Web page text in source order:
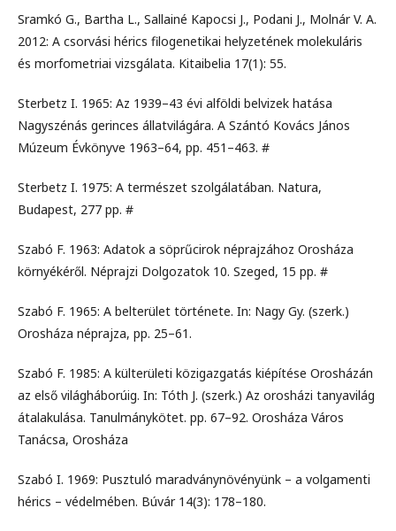
Sramkó G., Bartha L., Sallainé Kapocsi J., Podani J., Molnár V. A.
2012: A csorvási hérics filogenetikai helyzetének molekuláris
és morfometriai vizsgálata. Kitaibelia 17(1): 55.
Sterbetz I. 1965: Az 1939–43 évi alföldi belvizek hatása
Nagyszénás gerinces állatvilágára. A Szántó Kovács János
Múzeum Évkönyve 1963–64, pp. 451–463. #
Sterbetz I. 1975: A természet szolgálatában. Natura,
Budapest, 277 pp. #
Szabó F. 1963: Adatok a söprűcirok néprajzához Orosháza
környékéről. Néprajzi Dolgozatok 10. Szeged, 15 pp. #
Szabó F. 1965: A belterület története. In: Nagy Gy. (szerk.)
Orosháza néprajza, pp. 25–61.
Szabó F. 1985: A külterületi közigazgatás kiépítése Orosházán
az első világháborúig. In: Tóth J. (szerk.) Az orosházi tanyavilág
átalakulása. Tanulmánykötet. pp. 67–92. Orosháza Város
Tanácsa, Orosháza
Szabó I. 1969: Pusztuló maradványnövényünk – a volgamenti
hérics – védelmében. Búvár 14(3): 178–180.